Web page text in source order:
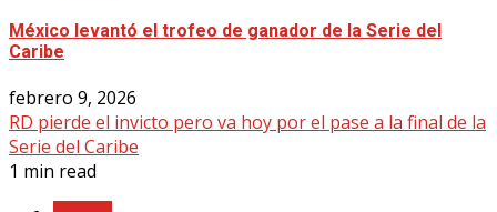
México levantó el trofeo de ganador de la Serie del
Caribe
febrero 9, 2026
RD pierde el invicto pero va hoy por el pase a la final de la
Serie del Caribe
1 min read